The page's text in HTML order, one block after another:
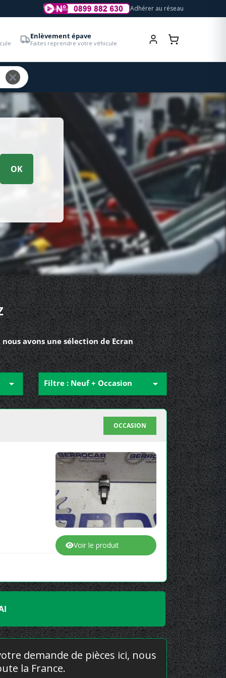
Adhérer au réseau
Enlèvement épave
Faites reprendre votre véhicule
OK
avons une sélection de Ecran
 Filtre : Neuf + Occasion 
OCCASION
Voir le produit
demande de pièces ici, nous
la France.